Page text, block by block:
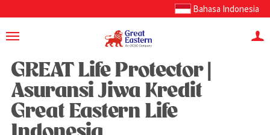
Bahasa Indonesia
GREAT Life Protector |
Asuransi Jiwa Kredit
Great Eastern Life
Indonesia